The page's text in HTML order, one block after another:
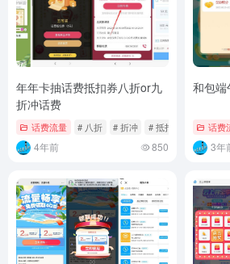
年年卡抽话费抵扣券八折or九
折冲话费
话费流量 # 八折 # 折冲 # 抵扣
4年前 850
和包
话费
3年